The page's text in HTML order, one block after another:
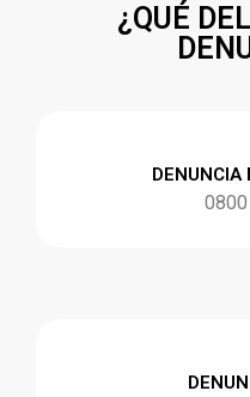
¿QUÉ
DENUNCIA